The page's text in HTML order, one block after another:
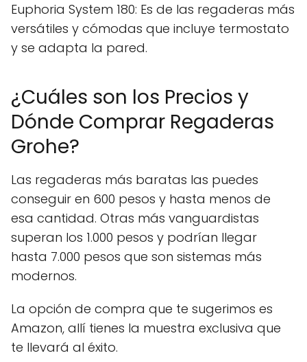
Euphoria System 180: Es de las regaderas más
versátiles y cómodas que incluye termostato
y se adapta la pared.
¿Cuáles son los Precios y
Dónde Comprar Regaderas
Grohe?
Las regaderas más baratas las puedes
conseguir en 600 pesos y hasta menos de
esa cantidad. Otras más vanguardistas
superan los 1.000 pesos y podrían llegar
hasta 7.000 pesos que son sistemas más
modernos.
La opción de compra que te sugerimos es
Amazon, allí tienes la muestra exclusiva que
te llevará al éxito.